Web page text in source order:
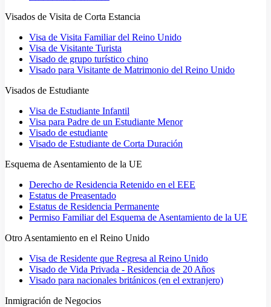
Visados de Visita de Corta Estancia
Visa de Visita Familiar del Reino Unido
Visa de Visitante Turista
Visado de grupo turístico chino
Visado para Visitante de Matrimonio del Reino Unido
Visados de Estudiante
Visa de Estudiante Infantil
Visa para Padre de un Estudiante Menor
Visado de estudiante
Visado de Estudiante de Corta Duración
Esquema de Asentamiento de la UE
Derecho de Residencia Retenido en el EEE
Estatus de Preasentado
Estatus de Residencia Permanente
Permiso Familiar del Esquema de Asentamiento de la UE
Otro Asentamiento en el Reino Unido
Visa de Residente que Regresa al Reino Unido
Visado de Vida Privada - Residencia de 20 Años
Visado para nacionales británicos (en el extranjero)
Inmigración de Negocios